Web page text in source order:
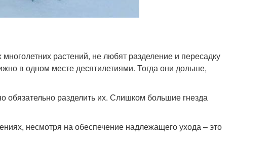
растений, не любят разделение и пересадку
в одном месте десятилетиями. Тогда они дольше,
разделить их. Слишком большие гнезда
несмотря на обеспечение надлежащего ухода – это